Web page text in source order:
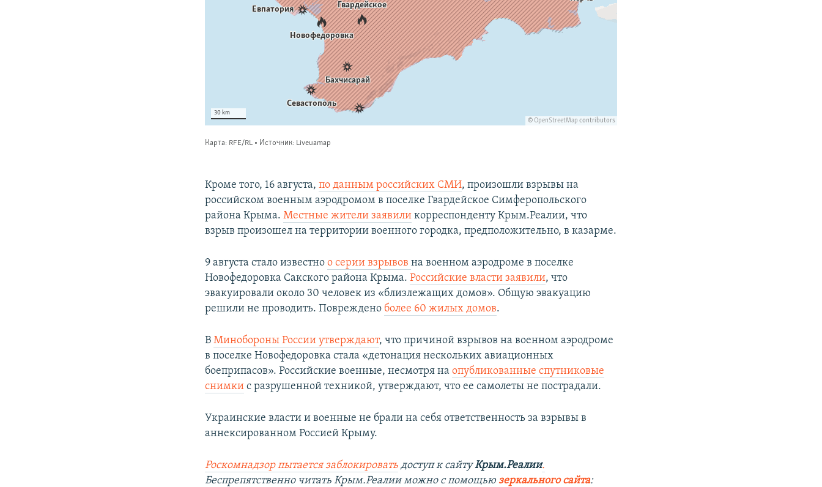
Кроме того, 16 августа,по данным российских СМИ, произошли взрывы на
российском военным аэродромом в поселке Гвардейское Симферопольского
района Крыма.Местные жители заявили корреспонденту Крым.Реалии, что
взрыв произошел на территории военного городка, предположительно, в казарме.
9 августа стало известноо серии взрывовна военном аэродроме в поселке
Новофедоровка Сакского района Крыма.Российские власти заявили, что
эвакуировали около 30 человек из «близлежащих домов». Общую эвакуацию
решили не проводить. Повреждено более 60 жилых домов.
ВМинобороны России утверждают, что причиной взрывов на военном аэродроме
в поселке Новофедоровка стала «детонация нескольких авиационных
боеприпасов». Российские военные, несмотря наопубликованные спутниковые
снимки с разрушенной техникой, утверждают, что ее самолеты не пострадали.
Украинские власти и военные не брали на себя ответственность за взрывы в
аннексированном Россией Крыму.
Роскомнадзор пытается заблокировать доступ к сайтуКрым.Реалии.
Беспрепятственно читать Крым.Реалии можно с помощьюзеркального сайта: